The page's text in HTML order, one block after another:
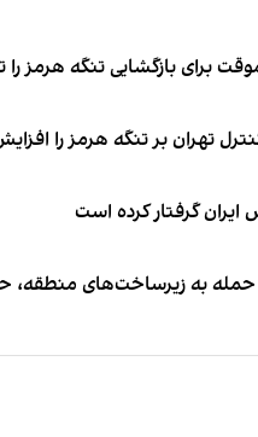
برای بازگشایی تنگه هرمز را
تهران بر تنگه هرمز را
ایران گرفتار کرده است
حمله به زیرساخت‌های منطقه،